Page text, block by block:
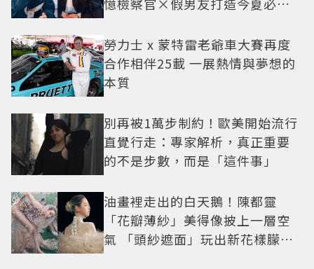
憶檢察官×假男友打造今夏必看
勞力士 x 蒙特雷老爺車大賽再度
合作相伴25載 一展熱情與夢想的
本質
別再被1萬步制約！歐美開始流行
直覺行走：專家解析，真正重要
的不是步數，而是「這件事」
油畫裡走出的白天鵝！陳都靈
「花瓣薄紗」美得像披上一層空
氣 「頭紗遮面」玩出新花樣朦朧